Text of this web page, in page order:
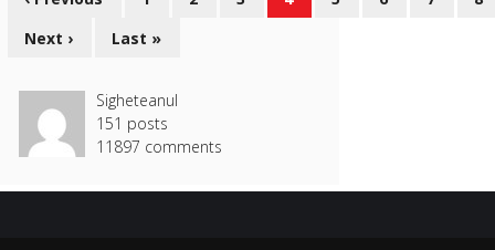
Next ›
Last »
Sigheteanul
151 posts
11897 comments